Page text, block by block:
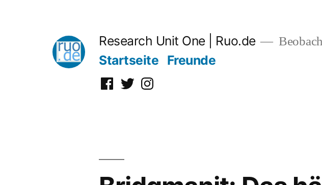
Research Unit One | Ruo.de
Startseite Freunde
Facebook
TwitterInstagram